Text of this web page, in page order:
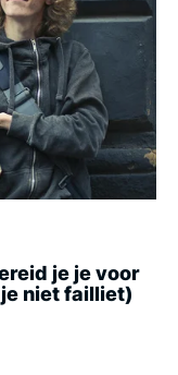
je je voor
niet failliet)